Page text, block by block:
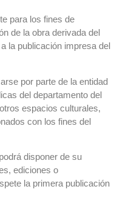
para los fines de
de la obra derivada del
la publicación impresa del
por parte de la entidad
del departamento del
espacios culturales,
con los fines del
disponer de su
ediciones o
la primera publicación